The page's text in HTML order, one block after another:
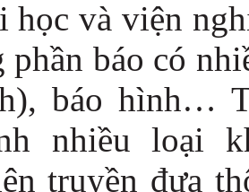
học và viện
phần báo có
báo hình…
nhiều loại
truyền đưa